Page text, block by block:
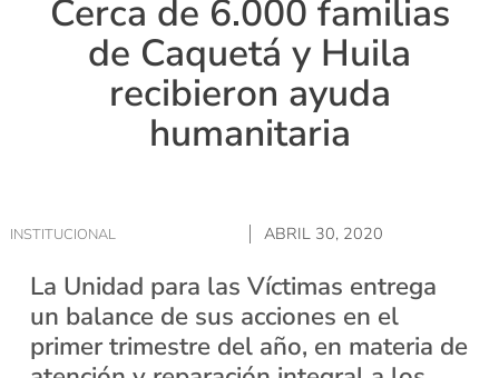
Cerca de 6.000 familias
de Caquetá y Huila
recibieron ayuda
humanitaria
INSTITUCIONAL ABRIL 30, 2020
La Unidad para las Víctimas entrega
un balance de sus acciones en el
primer trimestre del año, en materia de